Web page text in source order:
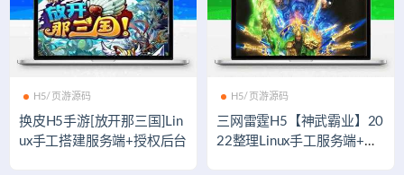
H5/页游源码
换皮H5手游[放开那三国]Lin
ux手工搭建服务端+授权后台
H5/页游源码
三网雷霆H5【神武霸业】20
22整理Linux手工服务端+授